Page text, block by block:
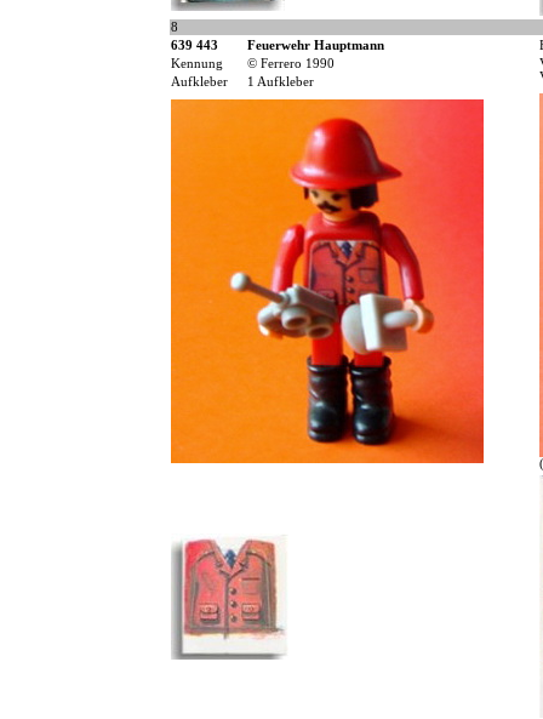
8
639 443
Feuerwehr Hauptmann
Kennung
© Ferrero 1990
Aufkleber 1 Aufkleber